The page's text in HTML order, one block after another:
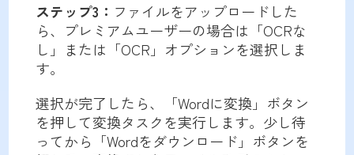
ステップ3： ファイルをアップロードした
ら、プレミアムユーザーの場合は「OCRな
し」または「OCR」オプションを選択しま
す。
選択が完了したら、「Wordに変換」ボタン
を押して変換タスクを実行します。少し待
ってから「Wordをダウンロード」ボタンを